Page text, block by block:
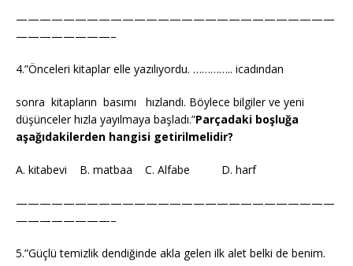
———————————————————————————
————————–
4.”Önceleri kitaplar elle yazılıyordu. ………….. icadından
sonra kitapların basımı hızlandı. Böylece bilgiler ve yeni
düşünceler hızla yayılmaya başladı.”Parçadaki boşluğa
aşağıdakilerden hangisi getirilmelidir?
A. kitabevi B. matbaa C. Alfabe D. harf
———————————————————————————
————————–
5.”Güçlü temizlik dendiğinde akla gelen ilk alet belki de benim.